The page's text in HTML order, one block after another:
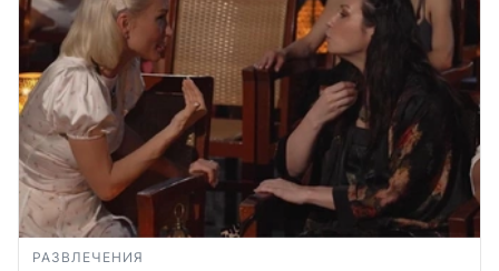
РАЗВЛЕЧЕНИЯ